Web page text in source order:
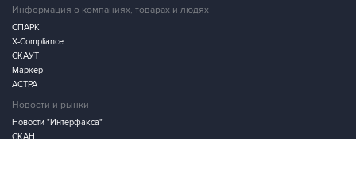
Информация о компаниях, товарах и людях
СПАРК
X-Compliance
СКАУТ
Маркер
АСТРА
Новости и рынки
Новости "Интерфакса"
СКАН